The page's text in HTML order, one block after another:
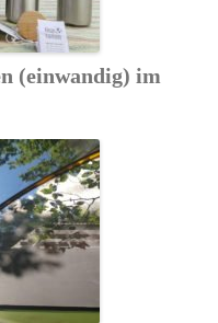
(einwandig) im